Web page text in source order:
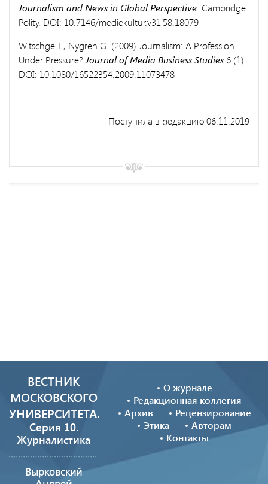
Journalism and News in Global Perspective . Cambridge:
Polity. DOI: 10.7146/mediekultur.v31i58.18079
Witschge T., Nygren G. (2009) Journalism: A Profession
Under Pressure? Journal of Media Business Studies 6 (1).
DOI: 10.1080/16522354.2009.11073478
Поступила в редакцию 06.11.2019
ВЕСТНИК
МОСКОВСКОГО
УНИВЕРСИТЕТА.
Серия 10.
Журналистика
Вырковский
О журнале
Редакционная коллегия
Архив
Рецензирование
Этика
Авторам
Контакты